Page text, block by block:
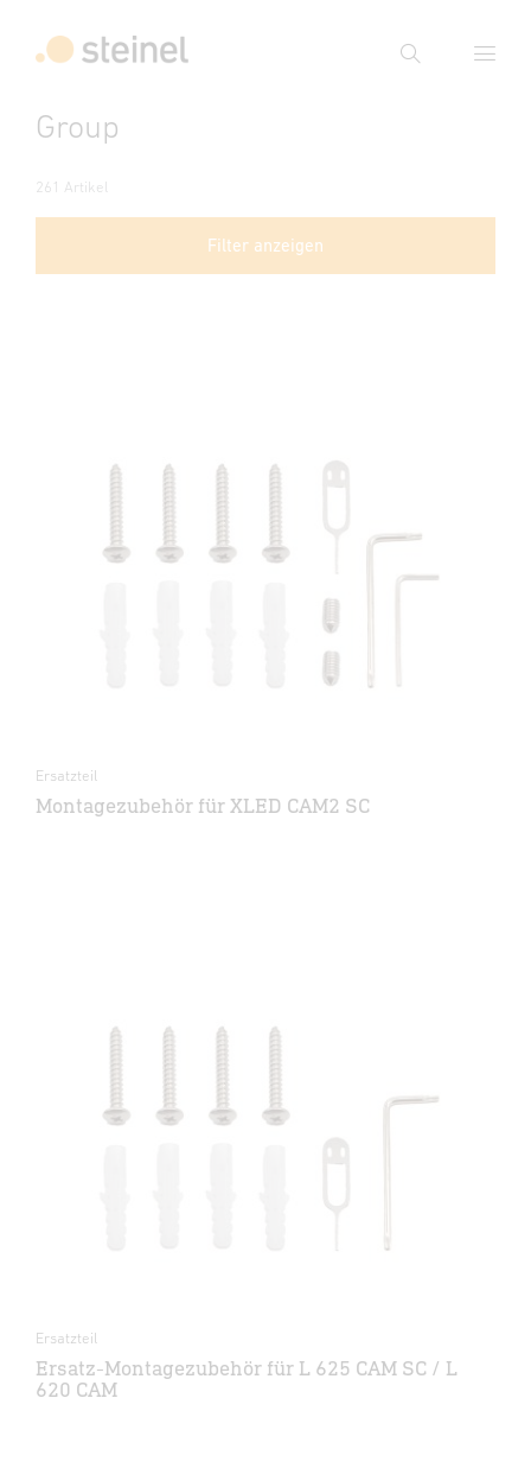
Suche
Group
261 Artikel
Filter anzeigen
Ersatzteil
Montagezubehör für XLED CAM2 SC
Ersatzteil
Ersatz-Montagezubehör für L 625 CAM SC / L
620 CAM